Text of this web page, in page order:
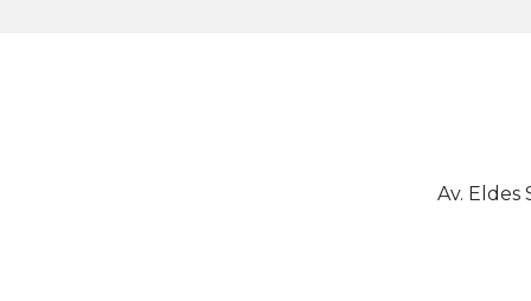
Av. Eldes